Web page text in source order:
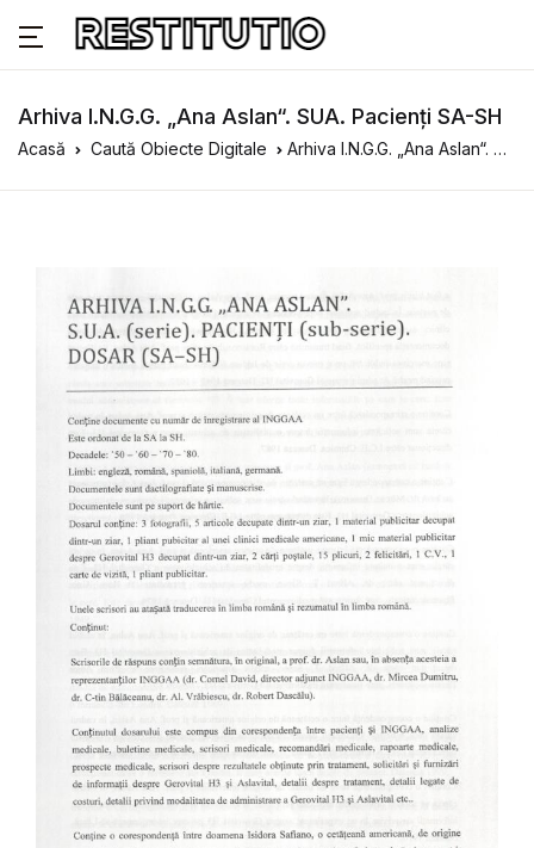
Arhiva I.N.G.G. „Ana Aslan“. SUA. Pacienți SA-SH
Acasă Caută Obiecte Digitale Arhiva I.N.G.G. „Ana Aslan“. SUA. Pacienți SA-SH